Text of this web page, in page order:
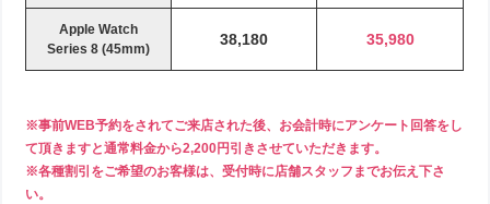
Apple Watch
Series 8 (45mm)
38,180 35,980
※事前WEB予約をされてご来店された後、お会計時にアンケート回答をし
て頂きますと通常料金から2,200円引きさせていただきます。
※各種割引をご希望のお客様は、受付時に店舗スタッフまでお伝え下さ
い。